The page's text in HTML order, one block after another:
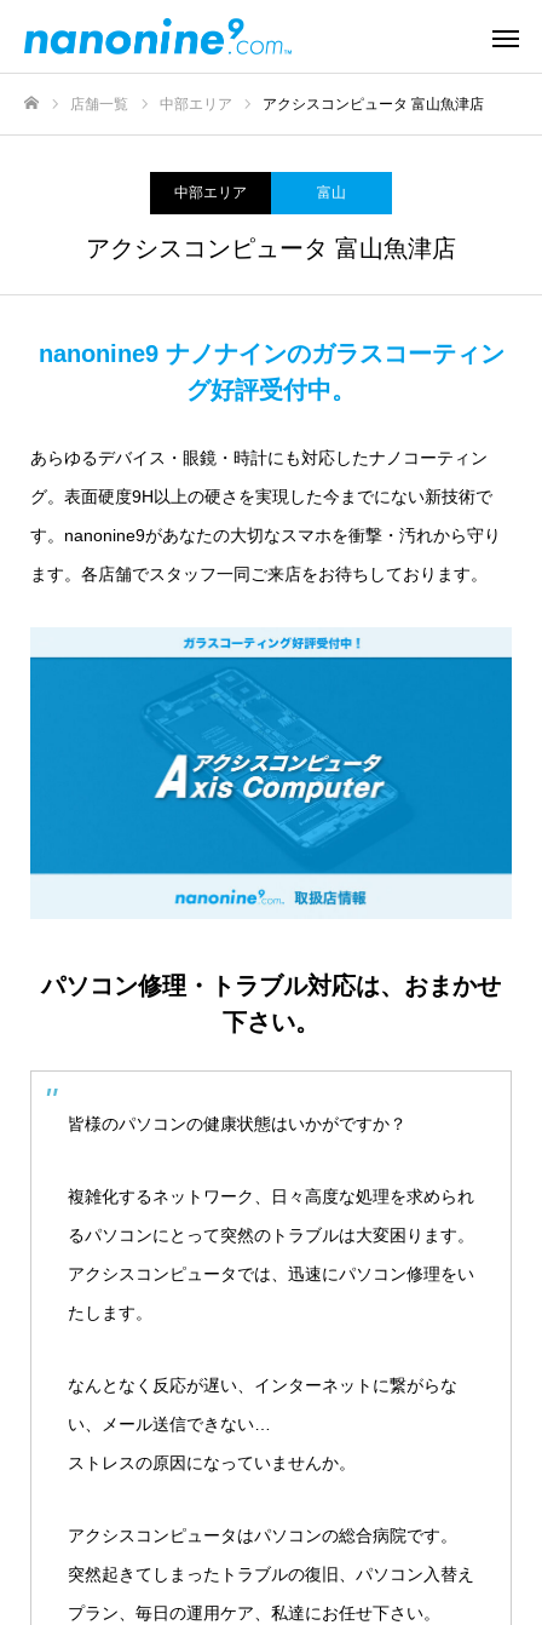
店舗一覧 中部エリア アクシスコンピュータ 富山魚津店
中部エリア 富山
アクシスコンピュータ 富山魚津店
nanonine9 ナノナインのガラスコーティン
グ好評受付中。
あらゆるデバイス・眼鏡・時計にも対応したナノコーティン
グ。表面硬度9H以上の硬さを実現した今までにない新技術で
す。nanonine9があなたの大切なスマホを衝撃・汚れから守り
ます。各店舗でスタッフ一同ご来店をお待ちしております。
パソコン修理・トラブル対応は、おまかせ
下さい。
皆様のパソコンの健康状態はいかがですか？
複雑化するネットワーク、日々高度な処理を求められ
るパソコンにとって突然のトラブルは大変困ります。
アクシスコンピュータでは、迅速にパソコン修理をい
たします。
なんとなく反応が遅い、インターネットに繋がらな
い、メール送信できない…
ストレスの原因になっていませんか。
アクシスコンピュータはパソコンの総合病院です。
突然起きてしまったトラブルの復旧、パソコン入替え
プラン、毎日の運用ケア、私達にお任せ下さい。